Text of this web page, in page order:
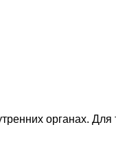
органах. Для